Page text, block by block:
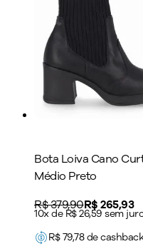
Bota Loiva Cano
Médio Preto
Original price:
R$ 379,90Price:
R$ 265,93
10x de R$ 26,59 sem
R$79,78de cashback